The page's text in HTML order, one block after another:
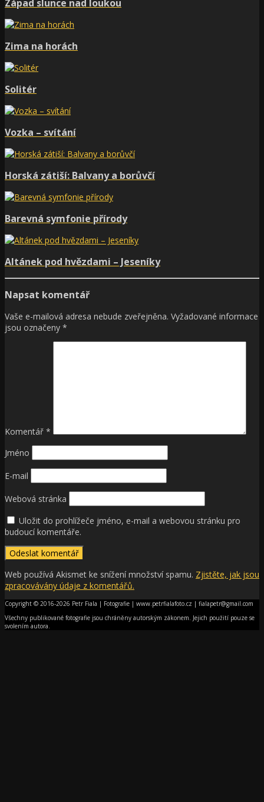
Západ slunce nad loukou
Zima na horách
Solitér
Vozka – svítání
Horská zátiší: Balvany a borůvčí
Barevná symfonie přírody
Altánek pod hvězdami – Jeseníky
Napsat komentář
Vaše e-mailová adresa nebude zveřejněna. Vyžadované informace
jsou označeny *
Komentář *
Jméno
E-mail
Webová stránka
Uložit do prohlížeče jméno, e-mail a webovou stránku pro
budoucí komentáře.
Web používá Akismet ke snížení množství spamu. Zjistěte, jak jsou
zpracovávány údaje z komentářů.
Copyright © 2016-2026 Petr Fiala | Fotografie | www.petrfialafoto.cz | fialapetr@gmail.com
Všechny publikované fotografie jsou chráněny autorským zákonem. Jejich použití pouze se
svolením autora.